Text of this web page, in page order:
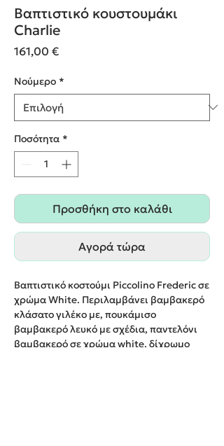
Βαπτιστικό κουστουμάκι
Charlie
161,00 €Τιμή
Nούμερο *
Ποσότητα *
Προσθήκη στο καλάθι
Αγορά τώρα
Βαπτιστικό κοστούμι Piccolino Frederic σε
χρώμα White. Περιλαμβάνει βαμβακερό
κλάσατο γιλέκο με, πουκάμισο
βαμβακερό λευκό με σχέδια, παντελόνι
βαμβακερό σε χρώμα white, δίχρωμο